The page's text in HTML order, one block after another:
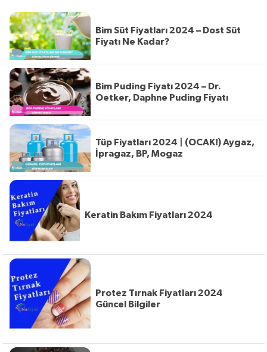
Bim Süt Fiyatları 2024 – Dost Süt
Fiyatı Ne Kadar?
Bim Puding Fiyatı 2024 – Dr.
Oetker, Daphne Puding Fiyatı
Tüp Fiyatları 2024 | (OCAK!) Aygaz,
İpragaz, BP, Mogaz
Keratin Bakım Fiyatları 2024
Protez Tırnak Fiyatları 2024
Güncel Bilgiler